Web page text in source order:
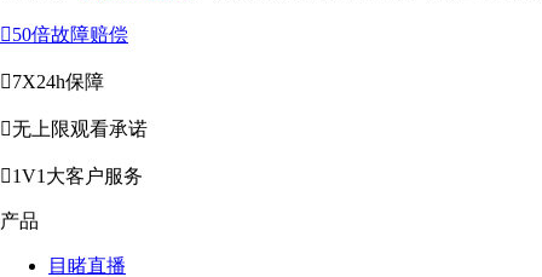
50倍故障赔偿
7X24h保障
无上限观看承诺
1V1大客户服务
产品
目睹直播